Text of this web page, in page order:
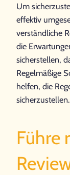
Um
effektiv
verständliche
die
sicherstellen,
Regelmäßige
helfen, die
sicherzustellen.
Führe